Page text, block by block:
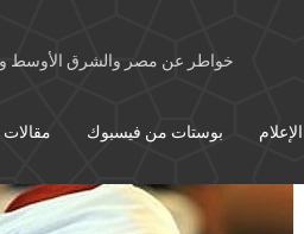
خواطر عن مصر والشرق الأوسط
بوستات من فيسبوك